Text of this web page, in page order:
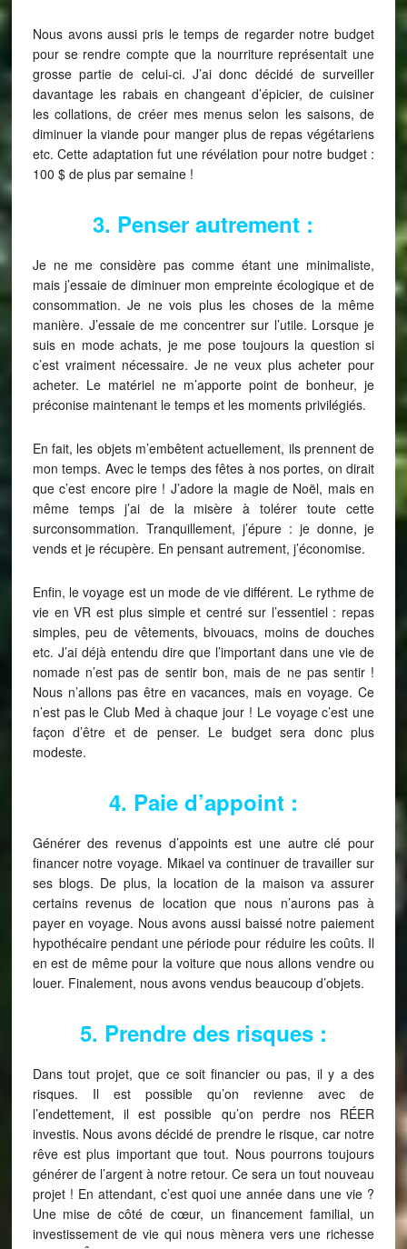
Nous avons aussi pris le temps de regarder notre budget
pour se rendre compte que la nourriture représentait une
grosse partie de celui-ci. J’ai donc décidé de surveiller
davantage les rabais en changeant d’épicier, de cuisiner
les collations, de créer mes menus selon les saisons, de
diminuer la viande pour manger plus de repas végétariens
etc. Cette adaptation fut une révélation pour notre budget :
100 $ de plus par semaine !
3. Penser autrement :
Je ne me considère pas comme étant une minimaliste,
mais j’essaie de diminuer mon empreinte écologique et de
consommation. Je ne vois plus les choses de la même
manière. J’essaie de me concentrer sur l’utile. Lorsque je
suis en mode achats, je me pose toujours la question si
c’est vraiment nécessaire. Je ne veux plus acheter pour
acheter. Le matériel ne m’apporte point de bonheur, je
préconise maintenant le temps et les moments privilégiés.
En fait, les objets m’embêtent actuellement, ils prennent de
mon temps. Avec le temps des fêtes à nos portes, on dirait
que c’est encore pire ! J’adore la magie de Noël, mais en
même temps j’ai de la misère à tolérer toute cette
surconsommation. Tranquillement, j’épure : je donne, je
vends et je récupère. En pensant autrement, j’économise.
Enfin, le voyage est un mode de vie différent. Le rythme de
vie en VR est plus simple et centré sur l’essentiel : repas
simples, peu de vêtements, bivouacs, moins de douches
etc. J’ai déjà entendu dire que l’important dans une vie de
nomade n’est pas de sentir bon, mais de ne pas sentir !
Nous n’allons pas être en vacances, mais en voyage. Ce
n’est pas le Club Med à chaque jour ! Le voyage c’est une
façon d’être et de penser. Le budget sera donc plus
modeste.
4. Paie d’appoint :
Générer des revenus d’appoints est une autre clé pour
financer notre voyage. Mikael va continuer de travailler sur
ses blogs. De plus, la location de la maison va assurer
certains revenus de location que nous n’aurons pas à
payer en voyage. Nous avons aussi baissé notre paiement
hypothécaire pendant une période pour réduire les coûts. Il
en est de même pour la voiture que nous allons vendre ou
louer. Finalement, nous avons vendus beaucoup d’objets.
5. Prendre des risques :
Dans tout projet, que ce soit financier ou pas, il y a des
risques. Il est possible qu’on revienne avec de
l’endettement, il est possible qu’on perdre nos RÉER
investis. Nous avons décidé de prendre le risque, car notre
rêve est plus important que tout. Nous pourrons toujours
générer de l’argent à notre retour. Ce sera un tout nouveau
projet ! En attendant, c’est quoi une année dans une vie ?
Une mise de côté de cœur, un financement familial, un
investissement de vie qui nous mènera vers une richesse